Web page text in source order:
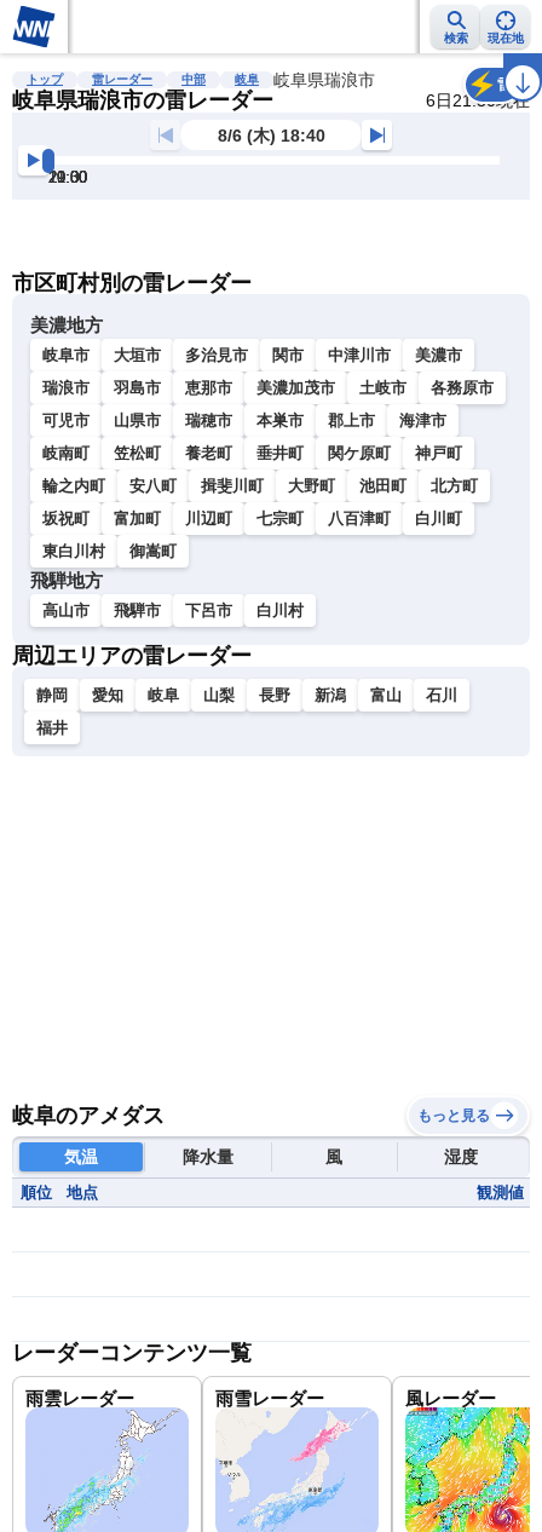
検索 現在地
雨雲レーダー 台風情報 地震情報 警報・注意報 2週間天気 ラ
トップ 雷レーダー 中部 岐阜 岐阜県瑞浪市
岐阜県瑞浪市の雷レーダー 6日21:30現在
雷
8/6 (木) 18:40
19:00
19:30
20:00
20:30
21:00
21:30
市区町村別の雷レーダー
美濃地方
岐阜市 大垣市 多治見市 関市 中津川市
美濃市
瑞浪市
羽島市 恵那市 美濃加茂市 土岐市
各務原市
可児市
山県市 瑞穂市 本巣市 郡上市
海津市
岐南町
笠松町 養老町 垂井町 関ケ原町
神戸町
輪之内町
安八町 揖斐川町 大野町 池田町
北方町
坂祝町
富加町 川辺町 七宗町 八百津町
白川町
東白川村
御嵩町
飛騨地方
高山市 飛騨市 下呂市 白川村
周辺エリアの雷レーダー
静岡 愛知 岐阜 山梨 長野 新潟 富山
石川
福井
岐阜のアメダス もっと見る
気温 降水量 風 湿度
順位 地点 観測値
レーダーコンテンツ一覧
雨雲レーダー 雨雪レーダー 風レーダー